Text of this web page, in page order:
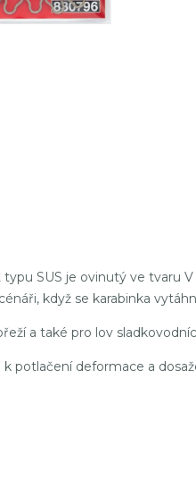
SUS je ovinutý ve tvaru
když se karabinka
a také pro lov
k potlačení deformace a